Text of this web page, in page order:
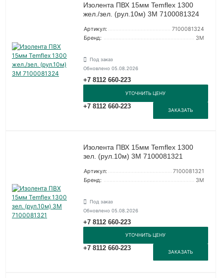
Изолента ПВХ 15мм Temflex 1300
жел./зел. (рул.10м) 3М 7100081324
Артикул:
7100081324
Бренд:
3М
Под заказ
Обновлено 05.08.2026
+7 8112 660-223
УТОЧНИТЬ ЦЕНУ
+7 8112 660-223
ЗАКАЗАТЬ
Изолента ПВХ 15мм Temflex 1300
зел. (рул.10м) 3М 7100081321
Артикул:
7100081321
Бренд:
3М
Под заказ
Обновлено 05.08.2026
+7 8112 660-223
УТОЧНИТЬ ЦЕНУ
+7 8112 660-223
ЗАКАЗАТЬ